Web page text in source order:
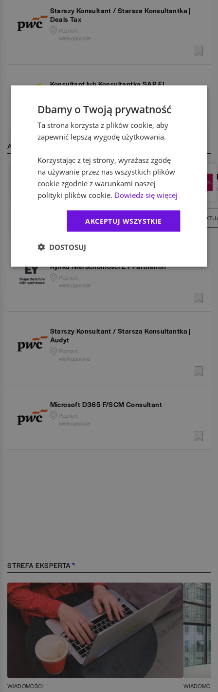
Starszy Konsultant / Starsza Konsultantka |
Deals Tax
Poznań,
wielkopolskie
Konsultant lub Konsultantka SAP FI
AKTUALNIE REKRUTUJĄ
ABB
IT / Technologia ,Przemysł
Rynku Nieruchomości EY-Parthenon
Poznań,
wielkopolskie
Starszy Konsultant / Starsza Konsultantka |
Audyt
Poznań,
wielkopolskie
Microsoft D365 F/SCM Consultant
Poznań,
wielkopolskie
STREFA EKSPERTA
WIADOMOŚCI
Dbamy o Twoją prywatność
Ta strona korzysta z plików cookie, aby
zapewnić lepszą wygodę użytkowania.
Korzystając z tej strony, wyrażasz zgodę
na używanie przez nas wszystkich plików
cookie zgodnie z warunkami naszej
polityki plików cookie. Dowiedz się więcej
AKCEPTUJ WSZYSTKIE
DOSTOSUJ